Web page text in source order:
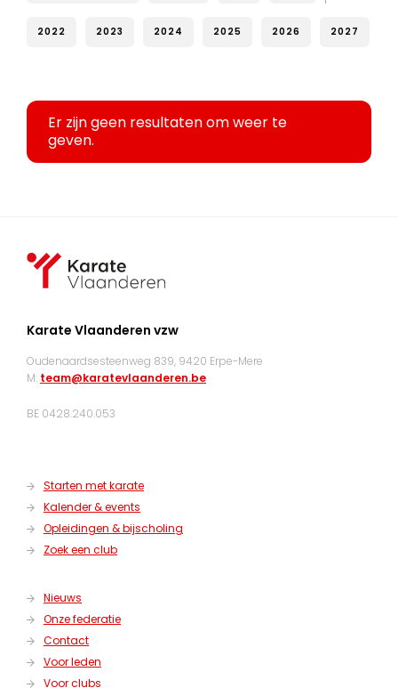
2022 2023 2024 2025 2026 2027
Er zijn geen resultaten om weer te
geven.
Karate Vlaanderen vzw
Oudenaardsesteenweg 839, 9420 Erpe-Mere
M: team@karatevlaanderen.be
BE 0428.240.053
Starten met karate
Kalender & events
Opleidingen & bijscholing
Zoek een club
Nieuws
Onze federatie
Contact
Voor leden
Voor clubs